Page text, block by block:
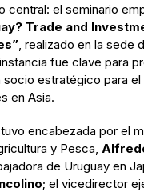
central: el seminario
Trade and
, realizado en la sede
fue clave para
socio estratégico para
en Asia.
encabezada por el
y Pesca,
de Uruguay en
; el vicedirector